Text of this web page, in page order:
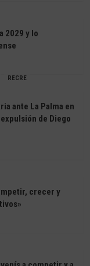
2029 y lo
RECRE
ante La Palma en
de Diego
crecer y